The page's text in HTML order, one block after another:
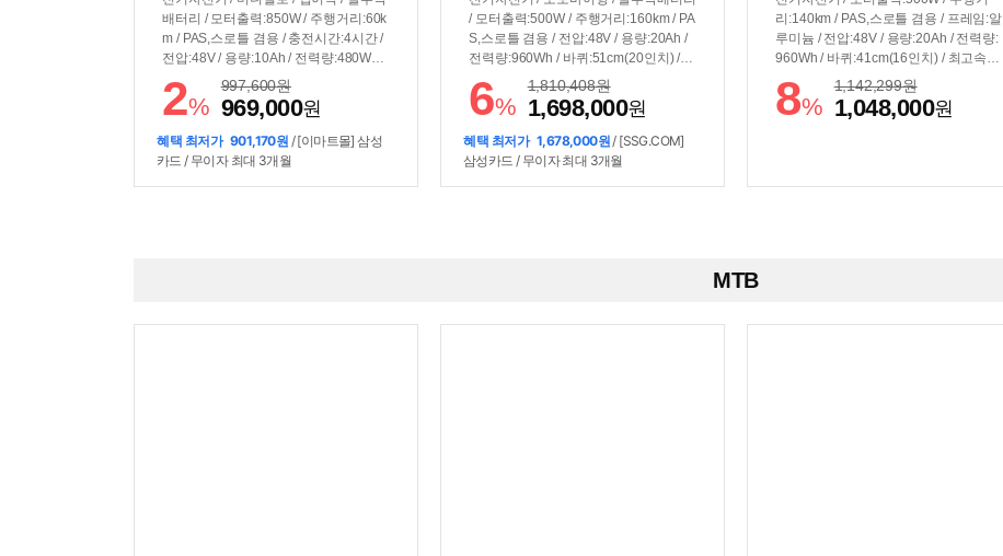
배터리 / 모터출력:850W / 주행거리:60k
m / PAS,스로틀 겸용 / 충전시간:4시간 /
전압:48V / 용량:10Ah / 전력량:480Wh /
바퀴:51cm(20인치) / 7단 / 최고속도:25
km/h / 썸시프터 / 디스크브레이크 / 무
게:25.65kg / 플랫바 / 서스펜션:전륜 / 흙
받이 / 짐받이 / 전조등 / 후미등 / LED계
기판 / 크기(가로x세로x폭): 171x134x5
2%
997,600원
969,000원
혜택 최저가 901,170원 / [이마트몰] 삼성
카드 / 무이자 최대 3개월
/ 모터출력:500W / 주행거리:160km / PA
S,스로틀 겸용 / 전압:48V / 용량:20Ah /
전력량:960Wh / 바퀴:51cm(20인치) / 7
단 / 최고속도:~25km/h / 썸시프터 / 디스
크브레이크 / 무게:29.5kg / 라이저바 /
서스펜션:전륜+후륜 / 짐받이 / LED계기
판 / 전조등 / 후미등 / 클락션 / 색상: 블랙
6%
1,810,408원
1,698,000원
혜택 최저가 1,678,000원/ [SSG.COM]
삼성카드 / 무이자 최대 3개월
리:140km / PAS,스로틀 겸용 / 프레임:알
루미늄 / 전압:48V / 용량:20Ah / 전력량:
960Wh / 바퀴:41cm(16인치) / 최고속
도:25km/h / 드럼브레이크 / 무게:29.7kg
/ 시티형 핸들바 / 서스펜션:전륜+후륜
8%
1,142,299원
1,048,000원
MTB